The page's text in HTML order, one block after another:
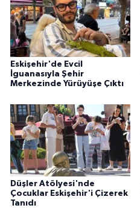
Eskişehir'de Evcil
İguanasıyla Şehir
Merkezinde Yürüyüşe Çıktı
Düşler Atölyesi'nde
Çocuklar Eskişehir'i Çizerek
Tanıdı